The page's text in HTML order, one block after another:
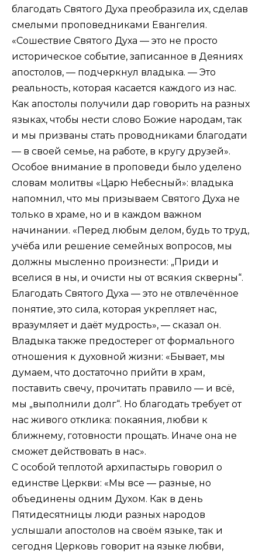
благодать Святого Духа преобразила их, сделав
смелыми проповедниками Евангелия.
«Сошествие Святого Духа — это не просто
историческое событие, записанное в Деяниях
апостолов, — подчеркнул владыка. — Это
реальность, которая касается каждого из нас.
Как апостолы получили дар говорить на разных
языках, чтобы нести слово Божие народам, так
и мы призваны стать проводниками благодати
— в своей семье, на работе, в кругу друзей».
Особое внимание в проповеди было уделено
словам молитвы «Царю Небесный»: владыка
напомнил, что мы призываем Святого Духа не
только в храме, но и в каждом важном
начинании. «Перед любым делом, будь то труд,
учёба или решение семейных вопросов, мы
должны мысленно произнести: „Приди и
вселися в ны, и очисти ны от всякия скверны“.
Благодать Святого Духа — это не отвлечённое
понятие, это сила, которая укрепляет нас,
вразумляет и даёт мудрость», — сказал он.
Владыка также предостерег от формального
отношения к духовной жизни: «Бывает, мы
думаем, что достаточно прийти в храм,
поставить свечу, прочитать правило — и всё,
мы „выполнили долг“. Но благодать требует от
нас живого отклика: покаяния, любви к
ближнему, готовности прощать. Иначе она не
сможет действовать в нас».
С особой теплотой архипастырь говорил о
единстве Церкви: «Мы все — разные, но
объединены одним Духом. Как в день
Пятидесятницы люди разных народов
услышали апостолов на своём языке, так и
сегодня Церковь говорит на языке любви,